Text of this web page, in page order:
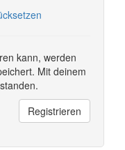
kann, werden
Mit deinem
Registrieren